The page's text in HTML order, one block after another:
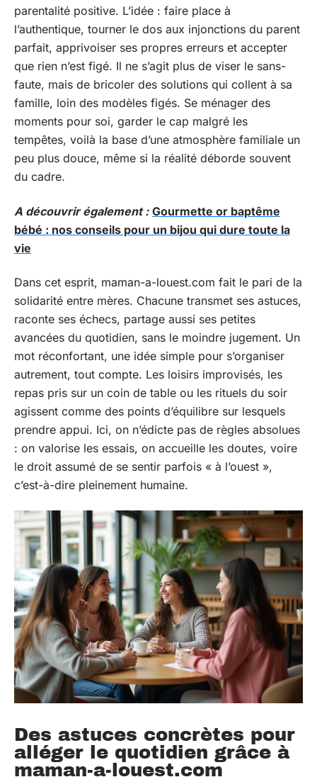
parentalité positive. L’idée : faire place à
l’authentique, tourner le dos aux injonctions du parent
parfait, apprivoiser ses propres erreurs et accepter
que rien n’est figé. Il ne s’agit plus de viser le sans-
faute, mais de bricoler des solutions qui collent à sa
famille, loin des modèles figés. Se ménager des
moments pour soi, garder le cap malgré les
tempêtes, voilà la base d’une atmosphère familiale un
peu plus douce, même si la réalité déborde souvent
du cadre.
A découvrir également : Gourmette or baptême
bébé : nos conseils pour un bijou qui dure toute la
vie
Dans cet esprit, maman-a-louest.com fait le pari de la
solidarité entre mères. Chacune transmet ses astuces,
raconte ses échecs, partage aussi ses petites
avancées du quotidien, sans le moindre jugement. Un
mot réconfortant, une idée simple pour s’organiser
autrement, tout compte. Les loisirs improvisés, les
repas pris sur un coin de table ou les rituels du soir
agissent comme des points d’équilibre sur lesquels
prendre appui. Ici, on n’édicte pas de règles absolues
: on valorise les essais, on accueille les doutes, voire
le droit assumé de se sentir parfois « à l’ouest »,
c’est-à-dire pleinement humaine.
Des astuces concrètes pour
alléger le quotidien grâce à
maman-a-louest.com